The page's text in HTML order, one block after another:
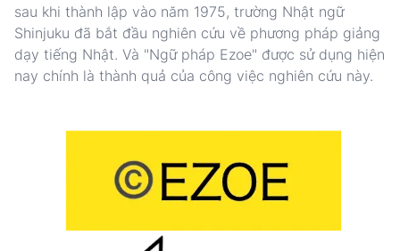
sau khi thành lập vào năm 1975, trường Nhật ngữ
Shinjuku đã bắt đầu nghiên cứu về phương pháp giảng
dạy tiếng Nhật. Và "Ngữ pháp Ezoe" được sử dụng hiện
nay chính là thành quả của công việc nghiên cứu này.